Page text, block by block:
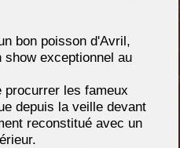
bon poisson d'Avril,
show exceptionnel au
procurrer les fameux
depuis la veille devant
reconstitué avec un